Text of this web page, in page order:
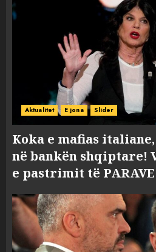
Aktualitet E jona Slider
Koka e mafias
në bankën shqiptare!
e pastrimit të